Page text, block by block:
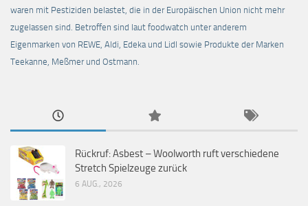
waren mit Pestiziden belastet, die in der Europäischen Union nicht mehr
zugelassen sind. Betroffen sind laut foodwatch unter anderem
Eigenmarken von REWE, Aldi, Edeka und Lidl sowie Produkte der Marken
Teekanne, Meßmer und Ostmann.
Rückruf: Asbest – Woolworth ruft verschiedene
Stretch Spielzeuge zurück
6 AUG., 2026